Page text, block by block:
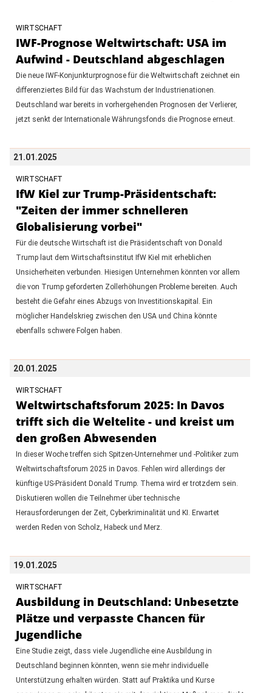
WIRTSCHAFT
IWF-Prognose Weltwirtschaft: USA im
Aufwind - Deutschland abgeschlagen
Die neue IWF-Konjunkturprognose für die Weltwirtschaft zeichnet ein
differenziertes Bild für das Wachstum der Industrienationen.
Deutschland war bereits in vorhergehenden Prognosen der Verlierer,
jetzt senkt der Internationale Währungsfonds die Prognose erneut.
21.01.2025
WIRTSCHAFT
IfW Kiel zur Trump-Präsidentschaft:
"Zeiten der immer schnelleren
Globalisierung vorbei"
Für die deutsche Wirtschaft ist die Präsidentschaft von Donald
Trump laut dem Wirtschaftsinstitut IfW Kiel mit erheblichen
Unsicherheiten verbunden. Hiesigen Unternehmen könnten vor allem
die von Trump geforderten Zollerhöhungen Probleme bereiten. Auch
besteht die Gefahr eines Abzugs von Investitionskapital. Ein
möglicher Handelskrieg zwischen den USA und China könnte
ebenfalls schwere Folgen haben.
20.01.2025
WIRTSCHAFT
Weltwirtschaftsforum 2025: In Davos
trifft sich die Weltelite - und kreist um
den großen Abwesenden
In dieser Woche treffen sich Spitzen-Unternehmer und -Politiker zum
Weltwirtschaftsforum 2025 in Davos. Fehlen wird allerdings der
künftige US-Präsident Donald Trump. Thema wird er trotzdem sein.
Diskutieren wollen die Teilnehmer über technische
Herausforderungen der Zeit, Cyberkriminalität und KI. Erwartet
werden Reden von Scholz, Habeck und Merz.
19.01.2025
WIRTSCHAFT
Ausbildung in Deutschland: Unbesetzte
Plätze und verpasste Chancen für
Jugendliche
Eine Studie zeigt, dass viele Jugendliche eine Ausbildung in
Deutschland beginnen könnten, wenn sie mehr individuelle
Unterstützung erhalten würden. Statt auf Praktika und Kurse